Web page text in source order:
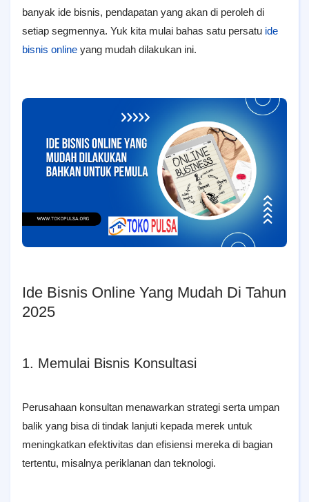
banyak ide bisnis, pendapatan yang akan di peroleh di
setiap segmennya. Yuk kita mulai bahas satu persatu ide
bisnis online yang mudah dilakukan ini.
Ide Bisnis Online Yang Mudah Di Tahun
2025
1. Memulai Bisnis Konsultasi
Perusahaan konsultan menawarkan strategi serta umpan
balik yang bisa di tindak lanjuti kepada merek untuk
meningkatkan efektivitas dan efisiensi mereka di bagian
tertentu, misalnya periklanan dan teknologi.